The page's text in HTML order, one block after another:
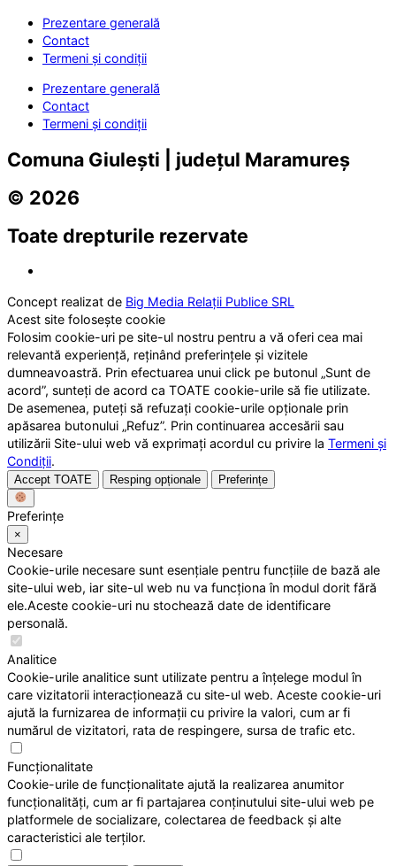
Prezentare generală
Contact
Termeni și condiții
Prezentare generală
Contact
Termeni și condiții
Comuna Giulești | județul Maramureș
© 2026
Toate drepturile rezervate
Concept realizat de Big Media Relații Publice SRL
Acest site folosește cookie
Folosim cookie-uri pe site-ul nostru pentru a vă oferi cea mai
relevantă experiență, reținând preferințele și vizitele
dumneavoastră. Prin efectuarea unui click pe butonul „Sunt de
acord”, sunteți de acord ca TOATE cookie-urile să fie utilizate.
De asemenea, puteți să refuzați cookie-urile opționale prin
apăsarea butonului „Refuz”. Prin continuarea accesării sau
utilizării Site-ului web vă exprimați acordul cu privire la Termeni și
Condiții.
Accept TOATE Resping opționale Preferințe
Preferințe
×
Necesare
Cookie-urile necesare sunt esențiale pentru funcțiile de bază ale
site-ului web, iar site-ul web nu va funcționa în modul dorit fără
ele.Aceste cookie-uri nu stochează date de identificare
personală.
Analitice
Cookie-urile analitice sunt utilizate pentru a înțelege modul în
care vizitatorii interacționează cu site-ul web. Aceste cookie-uri
ajută la furnizarea de informații cu privire la valori, cum ar fi
numărul de vizitatori, rata de respingere, sursa de trafic etc.
Funcționalitate
Cookie-urile de funcționalitate ajută la realizarea anumitor
funcționalități, cum ar fi partajarea conținutului site-ului web pe
platformele de socializare, colectarea de feedback și alte
caracteristici ale terților.